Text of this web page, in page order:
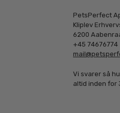
PetsPerfect
Kliplev
6200
+45 74676774
Vi svarer så
altid inden for